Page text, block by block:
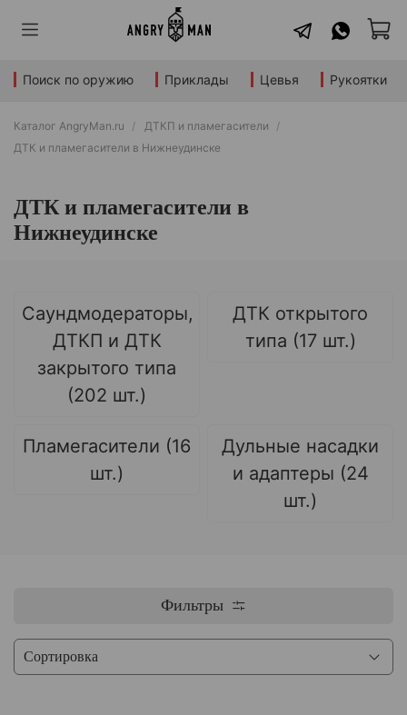
Поиск по оружию Приклады Цевья Рукоятки
Каталог AngryMan.ru
ДТКП и пламегасители
ДТК и пламегасители в Нижнеудинске
ДТК и пламегасители в
Нижнеудинске
Саундмодераторы,
ДТКП и ДТК
закрытого типа
(202 шт.)
ДТК открытого
типа (17 шт.)
Пламегасители (16
шт.)
Дульные насадки
и адаптеры (24
шт.)
Фильтры